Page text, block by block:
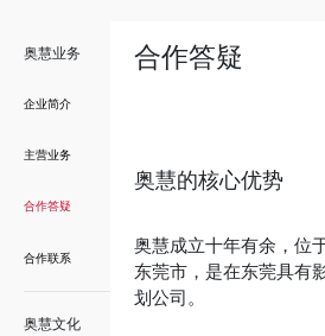
奥慧业务
企业简介
主营业务
合作答疑
合作联系
奥慧文化
合作答疑
奥慧的核心优势
奥慧成立十年有余，
东莞市，是在东莞具有
划公司。